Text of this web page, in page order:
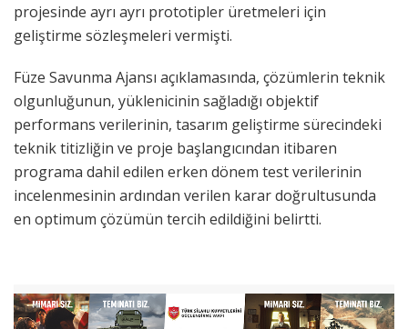
projesinde ayrı ayrı prototipler üretmeleri için
geliştirme sözleşmeleri vermişti.
Füze Savunma Ajansı açıklamasında, çözümlerin teknik
olgunluğunun, yüklenicinin sağladığı objektif
performans verilerinin, tasarım geliştirme sürecindeki
teknik titizliğin ve proje başlangıcından itibaren
programa dahil edilen erken dönem test verilerinin
incelenmesinin ardından verilen karar doğrultusunda
en optimum çözümün tercih edildiğini belirtti.